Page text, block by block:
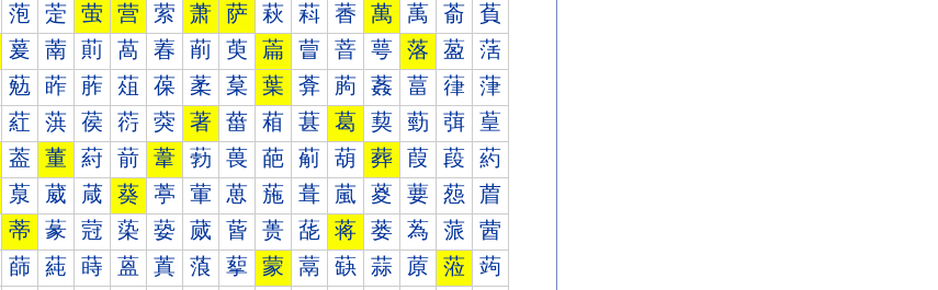
萢 萣 萤 营 萦 萧 萨 萩 萪 萫 萬 萭 萮 萯
萲 萳 萴 萵 萶 萷 萸 萹 萺 萻 萼 落 萾 萿
葂 葃 葄 葅 葆 葇 葈 葉 葊 葋 葌 葍 葎 葏
葒 葓 葔 葕 葖 著 葘 葙 葚 葛 葜 葝 葞 葟
葢 董 葤 葥 葦 葧 葨 葩 葪 葫 葬 葭 葮 葯
葲 葳 葴 葵 葶 葷 葸 葹 葺 葻 葼 葽 葾 葿
蒂 蒃 蒄 蒅 蒆 蒇 蒈 蒉 蒊 蒋 蒌 蒍 蒎 蒏
蒒 蒓 蒔 蒕 蒖 蒗 蒘 蒙 蒚 蒛 蒜 蒝 蒞 蒟